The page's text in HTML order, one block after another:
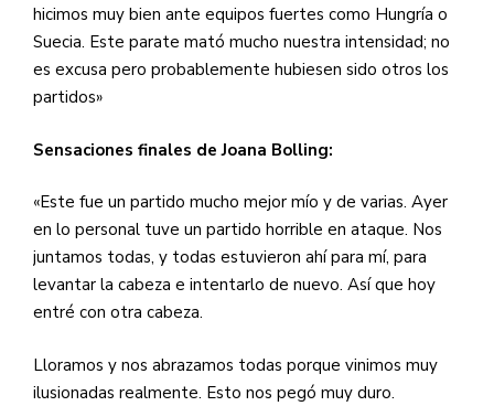
hicimos muy bien ante equipos fuertes como Hungría o
Suecia. Este parate mató mucho nuestra intensidad; no
es excusa pero probablemente hubiesen sido otros los
partidos»
Sensaciones finales de Joana Bolling:
«Este fue un partido mucho mejor mío y de varias. Ayer
en lo personal tuve un partido horrible en ataque. Nos
juntamos todas, y todas estuvieron ahí para mí, para
levantar la cabeza e intentarlo de nuevo. Así que hoy
entré con otra cabeza.
Lloramos y nos abrazamos todas porque vinimos muy
ilusionadas realmente. Esto nos pegó muy duro.